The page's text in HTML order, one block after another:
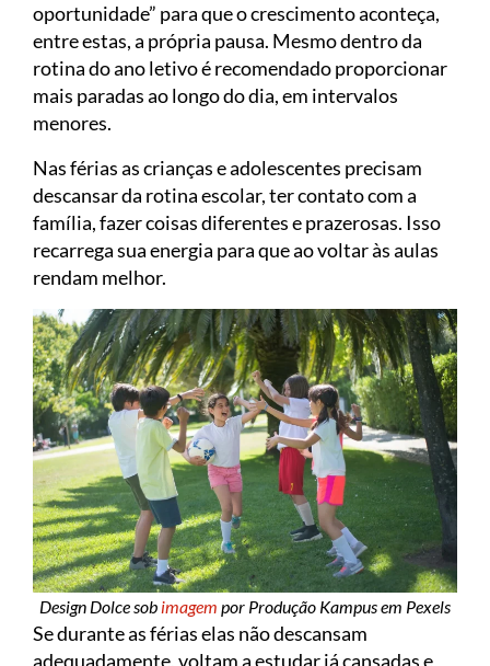
oportunidade” para que o crescimento aconteça,
entre estas, a própria pausa. Mesmo dentro da
rotina do ano letivo é recomendado proporcionar
mais paradas ao longo do dia, em intervalos
menores.
Nas férias as crianças e adolescentes precisam
descansar da rotina escolar, ter contato com a
família, fazer coisas diferentes e prazerosas. Isso
recarrega sua energia para que ao voltar às aulas
rendam melhor.
Design Dolce sob imagem por Produção Kampus em Pexels
Se durante as férias elas não descansam
adequadamente, voltam a estudar já cansadas e